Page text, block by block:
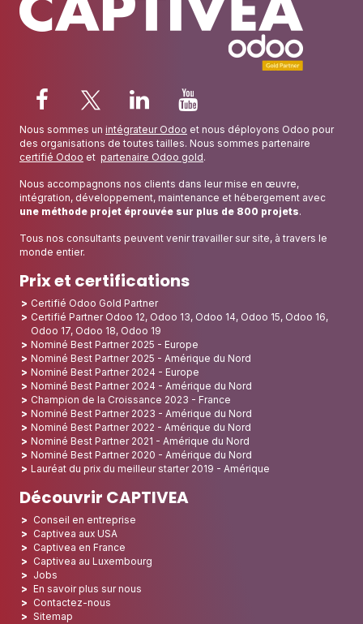
Nous sommes un intégrateur Odoo et nous déployons Odoo pour
des organisations de toutes tailles. Nous sommes partenaire
certifié Odoo et partenaire Odoo gold.
Nous accompagnons nos clients dans leur mise en œuvre,
intégration, développement, maintenance et hébergement avec
une méthode projet éprouvée sur plus de 800 projets.
Tous nos consultants peuvent venir travailler sur site, à travers le
monde entier.
Prix et certifications
Certifié Odoo Gold Partner
Certifié Partner Odoo 12, Odoo 13, Odoo 14, Odoo 15, Odoo 16,
Odoo 17, Odoo 18, Odoo 19
Nominé Best Partner 2025 - Europe
Nominé Best Partner 2025 - Amérique du Nord
Nominé Best Partner 2024 - Europe
Nominé Best Partner 2024 - Amérique du Nord
Champion de la Croissance 2023 - France
Nominé Best Partner 2023 - Amérique du Nord
Nominé Best Partner 2022 - Amérique du Nord
Nominé Best Partner 2021 - Amérique du Nord
Nominé Best Partner 2020 - Amérique du Nord
Lauréat du prix du meilleur starter 2019 - Amérique
Découvrir CAPTIVEA
Conseil en entreprise
Captivea aux USA
Captivea en France
Captivea au Luxembourg
Jobs
En savoir plus sur nous
Contactez-nous
Sitemap